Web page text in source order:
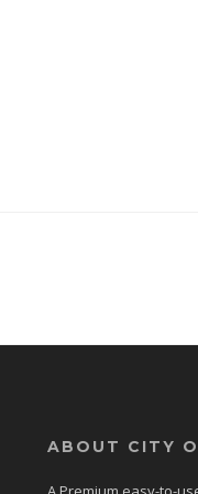
ABOUT CITY